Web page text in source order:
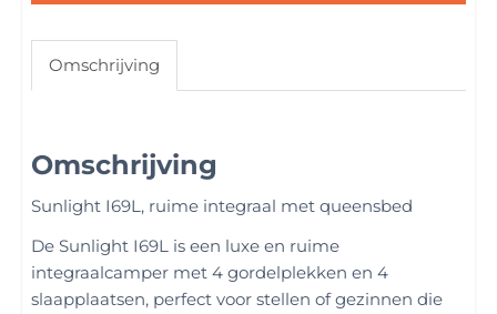
Omschrijving
Omschrijving
Sunlight I69L, ruime integraal met queensbed
De Sunlight I69L is een luxe en ruime
integraalcamper met 4 gordelplekken en 4
slaapplaatsen, perfect voor stellen of gezinnen die